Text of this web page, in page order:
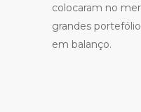
colocaram no
grandes
em balanço.